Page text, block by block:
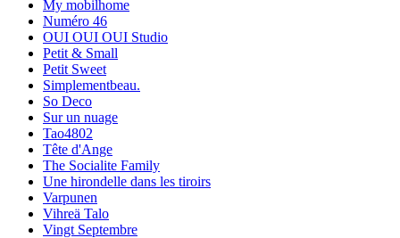
My mobilhome
Numéro 46
OUI OUI OUI Studio
Petit & Small
Petit Sweet
Simplementbeau.
So Deco
Sur un nuage
Tao4802
Tête d'Ange
The Socialite Family
Une hirondelle dans les tiroirs
Varpunen
Vihreä Talo
Vingt Septembre